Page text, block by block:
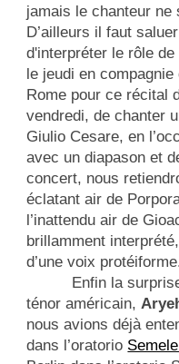
jamais le chanteur ne
D’ailleurs il faut
d'interpréter le rôle
le jeudi en
Rome pour ce récital
vendredi, de chanter
Giulio Cesare, en
avec un diapason et
concert, nous
éclatant air de
l’inattendu air de
brillamment
d’une voix
Enfin la surprise
ténor américain,
nous avions déjà
dans l’oratorio